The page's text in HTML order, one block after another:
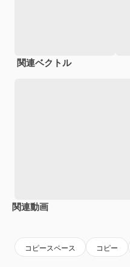
関連ベクトル
関連動画
コピースペース コピー